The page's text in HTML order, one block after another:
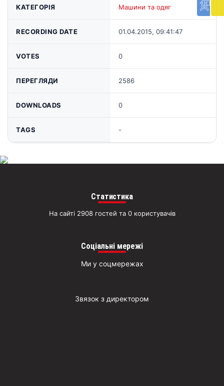
КАТЕГОРІЯ Машини та одяг
RECORDING DATE 01.04.2015, 09:41:47
VOTES 0
ПЕРЕГЛЯДИ 2586
DOWNLOADS 0
TAGS -
Статистика
На сайті 2908 гостей та 0 користувачів
Соціальні мережі
Ми у соцмережах
Звязок з директором